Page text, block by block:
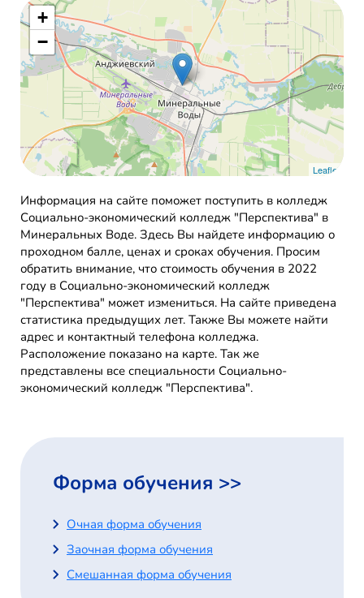
+
−
Leaflet
Информация на сайте поможет поступить в колледж
Социально-экономический колледж "Перспектива" в
Минеральных Воде. Здесь Вы найдете информацию о
проходном балле, ценах и сроках обучения. Просим
обратить внимание, что стоимость обучения в 2022
году в Социально-экономический колледж
"Перспектива" может измениться. На сайте приведена
статистика предыдущих лет. Также Вы можете найти
адрес и контактный телефона колледжа.
Расположение показано на карте. Так же
представлены все специальности Социально-
экономический колледж "Перспектива".
Форма обучения >>
Очная форма обучения
Заочная форма обучения
Смешанная форма обучения